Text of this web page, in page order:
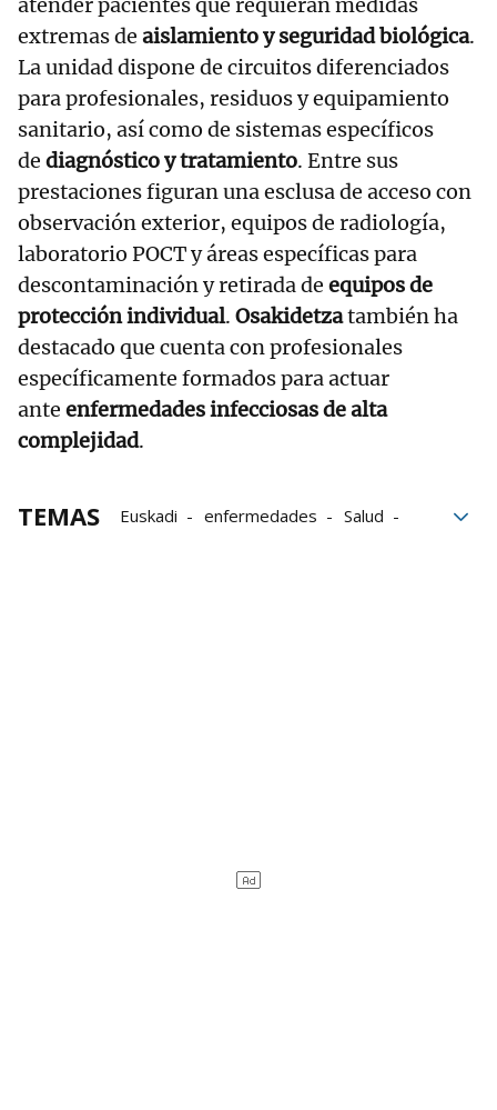
extremas de aislamiento y seguridad biológica.
La unidad dispone de circuitos diferenciados
para profesionales, residuos y equipamiento
sanitario, así como de sistemas específicos
de diagnóstico y tratamiento. Entre sus
prestaciones figuran una esclusa de acceso con
observación exterior, equipos de radiología,
laboratorio POCT y áreas específicas para
descontaminación y retirada de equipos de
protección individual. Osakidetzatambién ha
destacado que cuenta con profesionales
específicamente formados para actuar
ante enfermedades infecciosas de alta
complejidad.
TEMAS Euskadi enfermedades
Salud